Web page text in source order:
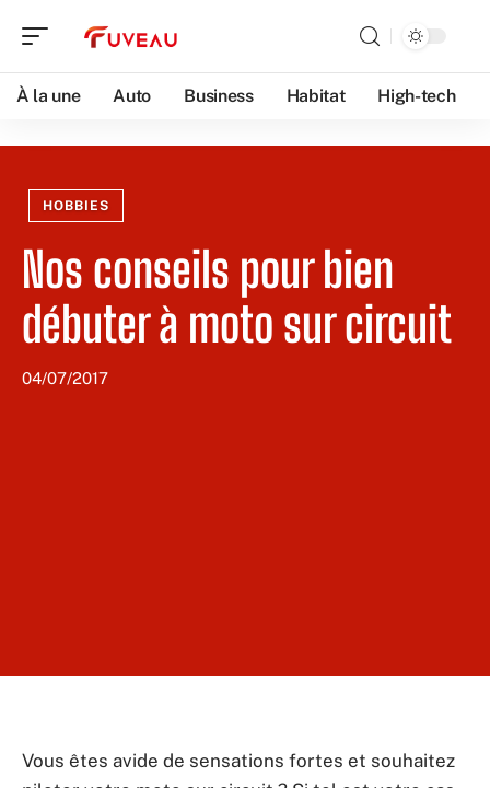
À la une Auto Business Habitat High-tech
HOBBIES
Nos conseils pour bien
débuter à moto sur circuit
04/07/2017
Vous êtes avide de sensations fortes et souhaitez